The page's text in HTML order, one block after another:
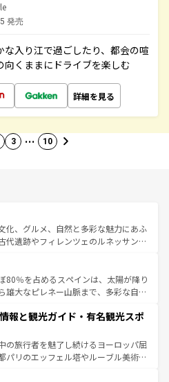
発売
入り江で過ごしたり、都会の喧
くままにドライブを楽しむ
詳細を見る
3 … 10
化、グルメ、自然と多彩な魅力にあふ
代遺跡やフィレンツェのルネッサンス
美しい田園風景やアマルフィ海岸の絶
見逃せない。観光の合間には、本場の
絶品のイタリア料理を堪能することも
アで、忘れられない旅をしてみよう！
ア情報は
80％を占めるスペインは、太陽が降り
雄大なピレネー山脈まで、多彩な自然
では、情熱的なフラメンコ、熱気あふ
味しいタパスが生活の一部となってい
の洗練された雰囲気や、バルセロナの
から、地方では古代ローマ遺跡や中世
風土や気候が異なるスペインはその個
報と観光ガイド・有名観光スポ
の旅行者を魅了し続けるヨーロッパ屈
パリのエッフェル塔やルーブル美術館